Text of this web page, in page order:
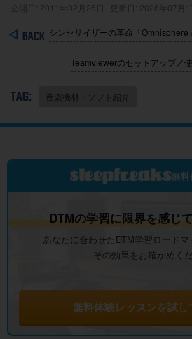
公開日: 2011年02月26日 更新日: 2026年07月
シンセサイザーの革命「Omnisphere」
Teamviewerのセットアップ／
TAG: 音楽機材・ソフト紹介
無料
DTMの学習に限界を感じ
あなたに合わせたDTM学習ロードマ
その効果をお確かめくだ
無料体験レッスンを試